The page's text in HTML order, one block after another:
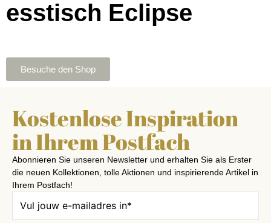
esstisch Eclipse
Besuche den Shop
Kostenlose Inspiration
in Ihrem Postfach
Abonnieren Sie unseren Newsletter und erhalten Sie als Erster
die neuen Kollektionen, tolle Aktionen und inspirierende Artikel in
Ihrem Postfach!